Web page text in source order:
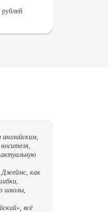
рублей
Джеймс, как
школы,
всё